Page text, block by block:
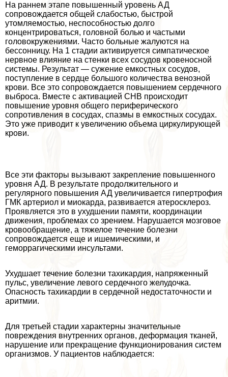
На раннем этапе повышенный уровень АД
сопровождается общей слабостью, быстрой
утомляемостью, неспособностью долго
концентрироваться, головной болью и частыми
головокружениями. Часто больные жалуются на
бессонницу. На 1 стадии активируется симпатическое
нервное влияние на стенки всех сосудов кровеносной
системы. Результат — сужение емкостных сосудов,
поступление в сердце большого количества венозной
крови. Все это сопровождается повышением сердечного
выброса. Вместе с активацией СНВ происходит
повышение уровня общего периферического
сопротивления в сосудах, спазмы в емкостных сосудах.
Это уже приводит к увеличению объема циркулирующей
крови.
Все эти факторы вызывают закрепление повышенного
уровня АД. В результате продолжительного и
регулярного повышения АД увеличивается гипертрофия
ГМК артериол и миокарда, развивается атеросклероз.
Проявляется это в ухудшении памяти, координации
движения, проблемах со зрением. Нарушается мозговое
кровообращение, а тяжелое течение болезни
сопровождается еще и ишемическими, и
геморрагическими инсультами.
Ухудшает течение болезни тахикардия, напряженный
пульс, увеличение левого сердечного желудочка.
Опасность тахикардии в сердечной недостаточности и
аритмии.
Для третьей стадии хаpaктерны значительные
повреждения внутренних органов, деформация тканей,
нарушение или прекращение функционирования систем
организмов. У пациентов наблюдается: